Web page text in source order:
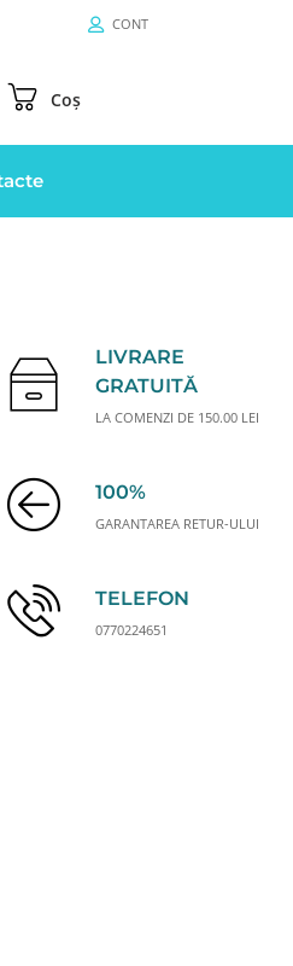
CONT
Coș
LIVRARE
GRATUITĂ
LA COMENZI DE 150.00 LEI
100%
GARANTAREA RETUR-ULUI
TELEFON
0770224651